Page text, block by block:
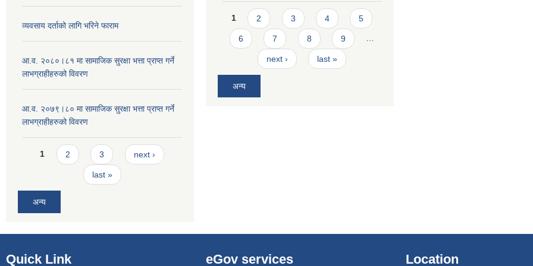
व्यवसाय दर्ताको लागि भरिने फाराम
आ.व. २०८०।८१ मा सामाजिक सुरक्षा भत्ता प्राप्त गर्ने
लाभग्राहीहरुको विवरण
आ.व. २०७९।८० मा सामाजिक सुरक्षा भत्ता प्राप्त गर्ने
लाभग्राहीहरुको विवरण
Pages
1 2 3 next ›
last »
अन्य
Pages
1 2 3 4 5
6 7 8 9 …
next › last »
अन्य
Quick Link eGov services Location